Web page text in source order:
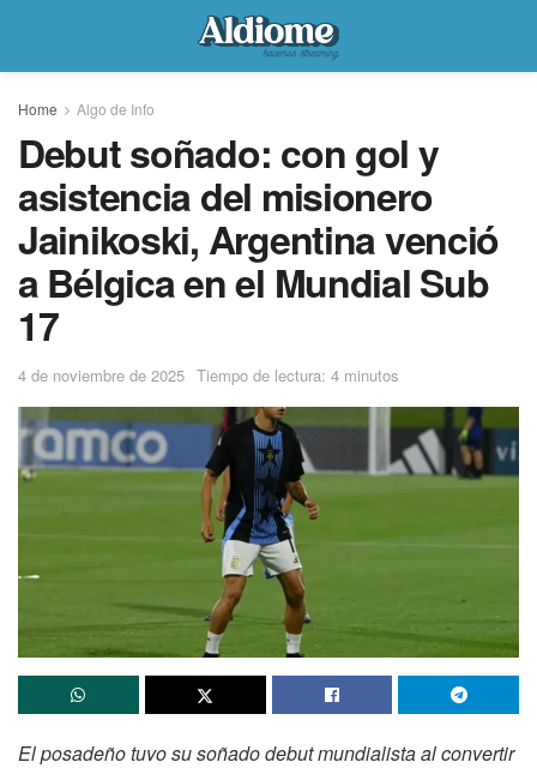
Home Algo de Info
Debut soñado: con gol y
asistencia del misionero
Jainikoski, Argentina venció
a Bélgica en el Mundial Sub
17
4 de noviembre de 2025 Tiempo de lectura: 4 minutos
El posadeño tuvo su soñado debut mundialista al convertir